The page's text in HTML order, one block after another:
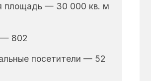
площадь — 30 000 кв. м
— 802
посетители — 52